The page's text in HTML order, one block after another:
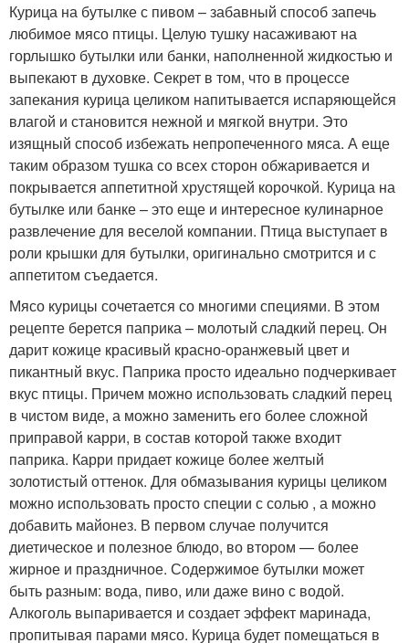
Курица на бутылке с пивом – забавный способ запечь
любимое мясо птицы. Целую тушку насаживают на
горлышко бутылки или банки, наполненной жидкостью и
выпекают в духовке. Секрет в том, что в процессе
запекания курица целиком напитывается испаряющейся
влагой и становится нежной и мягкой внутри. Это
изящный способ избежать непропеченного мяса. А еще
таким образом тушка со всех сторон обжаривается и
покрывается аппетитной хрустящей корочкой. Курица на
бутылке или банке – это еще и интересное кулинарное
развлечение для веселой компании. Птица выступает в
роли крышки для бутылки, оригинально смотрится и с
аппетитом съедается.
Мясо курицы сочетается со многими специями. В этом
рецепте берется паприка – молотый сладкий перец. Он
дарит кожице красивый красно-оранжевый цвет и
пикантный вкус. Паприка просто идеально подчеркивает
вкус птицы. Причем можно использовать сладкий перец
в чистом виде, а можно заменить его более сложной
приправой карри, в состав которой также входит
паприка. Карри придает кожице более желтый
золотистый оттенок. Для обмазывания курицы целиком
можно использовать просто специи с солью , а можно
добавить майонез. В первом случае получится
диетическое и полезное блюдо, во втором — более
жирное и праздничное. Содержимое бутылки может
быть разным: вода, пиво, или даже вино с водой.
Алкоголь выпаривается и создает эффект маринада,
пропитывая парами мясо. Курица будет помещаться в